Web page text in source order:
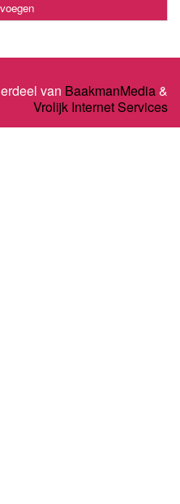
van BaakmanMedia&
Vrolijk Internet Services